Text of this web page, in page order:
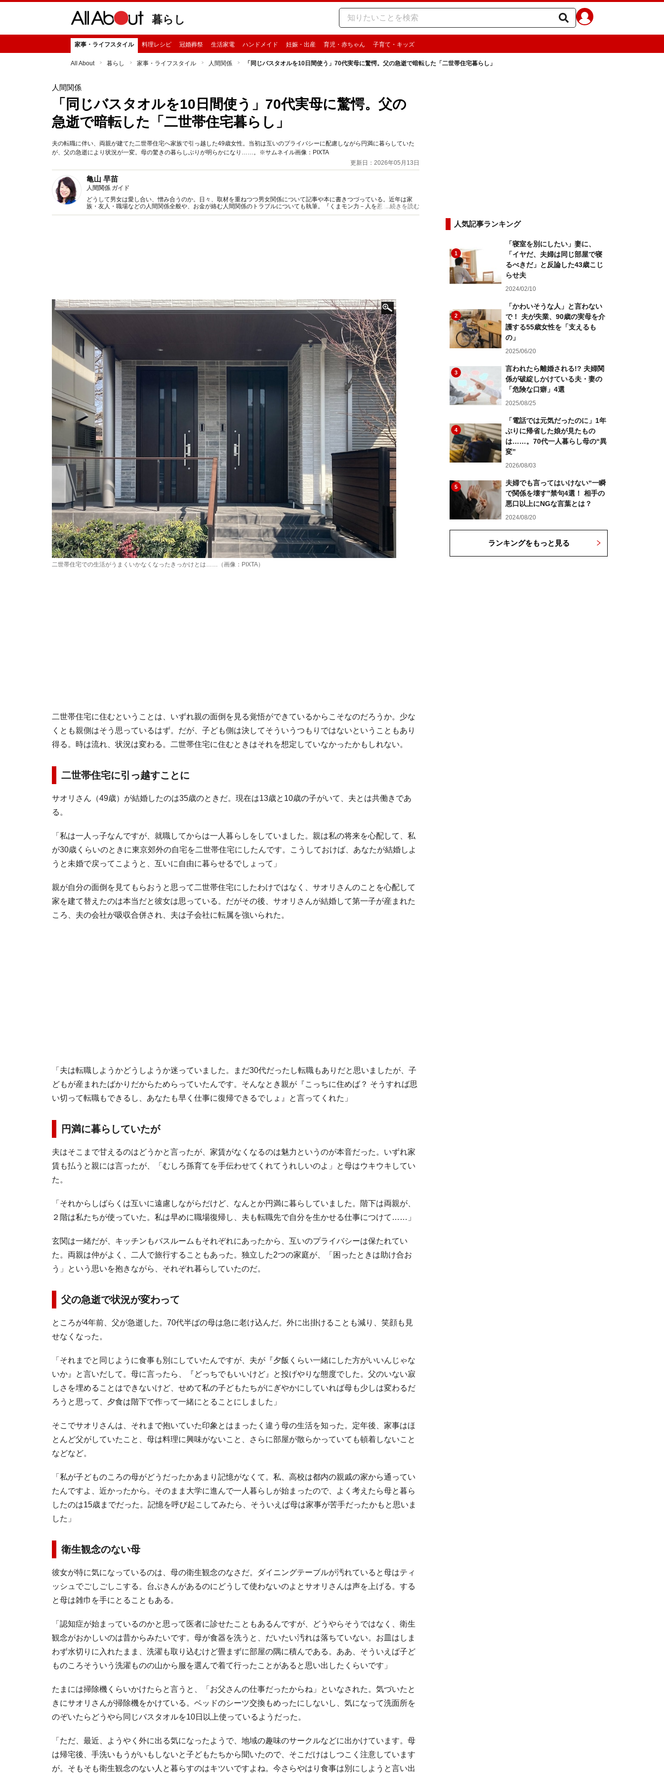
暮らし
家事・ライフスタイル 料理レシピ 冠婚葬祭 生活家電 ハンドメイド 妊娠・出産 育児・赤ちゃん 子育て・キッズ
All About 暮らし 家事・ライフスタイル 人間関係 「同じバスタオルを10日間使う」70代実母に驚愕。父の急逝で暗転した「二世帯住宅暮らし」
人間関係
「同じバスタオルを10日間使う」70代実母に驚愕。父の
急逝で暗転した「二世帯住宅暮らし」
夫の転職に伴い、両親が建てた二世帯住宅へ家族で引っ越した49歳女性。当初は互いのプライバシーに配慮しながら円満に暮らしていた
が、父の急逝により状況が一変。母の驚きの暮らしぶりが明らかになり……。※サムネイル画像：PIXTA
更新日：2026年05月13日
亀山 早苗
人間関係 ガイド
どうして男女は愛し合い、憎み合うのか。日々、取材を重ねつつ男女関係について記事や本に書きつづっている。近年は家
族・友人・職場などの人間関係全般や、お金が絡む人間関係のトラブルについても執筆。『くまモン力－人を惹きつける愛と
魅力の秘密』など著書多数。
...続きを読む
二世帯住宅での生活がうまくいかなくなったきっかけとは……（画像：PIXTA）
二世帯住宅に住むということは、いずれ親の面倒を見る覚悟ができているからこそなのだろうか。少な
くとも親側はそう思っているはず。だが、子ども側は決してそういうつもりではないということもあり
得る。時は流れ、状況は変わる。二世帯住宅に住むときはそれを想定していなかったかもしれない。
二世帯住宅に引っ越すことに
サオリさん（49歳）が結婚したのは35歳のときだ。現在は13歳と10歳の子がいて、夫とは共働きであ
る。
「私は一人っ子なんですが、就職してからは一人暮らしをしていました。親は私の将来を心配して、私
が30歳くらいのときに東京郊外の自宅を二世帯住宅にしたんです。こうしておけば、あなたが結婚しよ
うと未婚で戻ってこようと、互いに自由に暮らせるでしょって」
親が自分の面倒を見てもらおうと思って二世帯住宅にしたわけではなく、サオリさんのことを心配して
家を建て替えたのは本当だと彼女は思っている。だがその後、サオリさんが結婚して第一子が産まれた
ころ、夫の会社が吸収合併され、夫は子会社に転属を強いられた。
「夫は転職しようかどうしようか迷っていました。まだ30代だったし転職もありだと思いましたが、子
どもが産まれたばかりだからためらっていたんです。そんなとき親が『こっちに住めば？ そうすれば思
い切って転職もできるし、あなたも早く仕事に復帰できるでしょ』と言ってくれた」
円満に暮らしていたが
夫はそこまで甘えるのはどうかと言ったが、家賃がなくなるのは魅力というのが本音だった。いずれ家
賃も払うと親には言ったが、「むしろ孫育てを手伝わせてくれてうれしいのよ」と母はウキウキしてい
た。
「それからしばらくは互いに遠慮しながらだけど、なんとか円満に暮らしていました。階下は両親が、
２階は私たちが使っていた。私は早めに職場復帰し、夫も転職先で自分を生かせる仕事につけて……」
玄関は一緒だが、キッチンもバスルームもそれぞれにあったから、互いのプライバシーは保たれてい
た。両親は仲がよく、二人で旅行することもあった。独立した2つの家庭が、「困ったときは助け合お
う」という思いを抱きながら、それぞれ暮らしていたのだ。
父の急逝で状況が変わって
ところが4年前、父が急逝した。70代半ばの母は急に老け込んだ。外に出掛けることも減り、笑顔も見
せなくなった。
「それまでと同じように食事も別にしていたんですが、夫が『夕飯くらい一緒にした方がいいんじゃな
いか』と言いだして。母に言ったら、『どっちでもいいけど』と投げやりな態度でした。父のいない寂
しさを埋めることはできないけど、せめて私の子どもたちがにぎやかにしていれば母も少しは変わるだ
ろうと思って、夕食は階下で作って一緒にとることにしました」
そこでサオリさんは、それまで抱いていた印象とはまったく違う母の生活を知った。定年後、家事はほ
とんど父がしていたこと、母は料理に興味がないこと、さらに部屋が散らかっていても頓着しないこと
などなど。
「私が子どものころの母がどうだったかあまり記憶がなくて。私、高校は都内の親戚の家から通ってい
たんですよ、近かったから。そのまま大学に進んで一人暮らしが始まったので、よく考えたら母と暮ら
したのは15歳までだった。記憶を呼び起こしてみたら、そういえば母は家事が苦手だったかもと思いま
した」
衛生観念のない母
彼女が特に気になっているのは、母の衛生観念のなさだ。ダイニングテーブルが汚れていると母はティ
ッシュでごしごしこする。台ぶきんがあるのにどうして使わないのよとサオリさんは声を上げる。する
と母は雑巾を手にとることもある。
「認知症が始まっているのかと思って医者に診せたこともあるんですが、どうやらそうではなく、衛生
観念がおかしいのは昔からみたいです。母が食器を洗うと、だいたい汚れは落ちていない。お皿はしま
わず水切りに入れたまま、洗濯も取り込むけど畳まずに部屋の隅に積んである。ああ、そういえば子ど
ものころそういう洗濯ものの山から服を選んで着て行ったことがあると思い出したくらいです」
たまには掃除機くらいかけたらと言うと、「お父さんの仕事だったからね」といなされた。気づいたと
きにサオリさんが掃除機をかけている。ベッドのシーツ交換もめったにしないし、気になって洗面所を
のぞいたらどうやら同じバスタオルを10日以上使っているようだった。
「ただ、最近、ようやく外に出る気になったようで、地域の趣味のサークルなどに出かけています。母
は帰宅後、手洗いもうがいもしないと子どもたちから聞いたので、そこだけはしつこく注意しています
が。そもそも衛生観念のない人と暮らすのはキツいですよね。今さらやはり食事は別にしようと言い出
人気記事ランキング
1
「寝室を別にしたい」妻に、
「イヤだ、夫婦は同じ部屋で寝
るべきだ」と反論した43歳こじ
らせ夫
2024/02/10
2
「かわいそうな人」と言わない
で！ 夫が失業、90歳の実母を介
護する55歳女性を「支えるも
の」
2025/06/20
3
言われたら離婚される!? 夫婦関
係が破綻しかけている夫・妻の
「危険な口癖」4選
2025/08/25
4
「電話では元気だったのに」1年
ぶりに帰省した娘が見たもの
は……。70代一人暮らし母の“異
変”
2026/08/03
5
夫婦でも言ってはいけない“一瞬
で関係を壊す”禁句4選！ 相手の
悪口以上にNGな言葉とは？
2024/08/20
ランキングをもっと見る